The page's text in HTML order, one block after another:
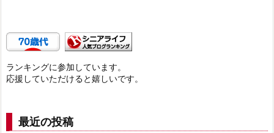
ランキングに参加しています。
応援していただけると嬉しいです。
最近の投稿